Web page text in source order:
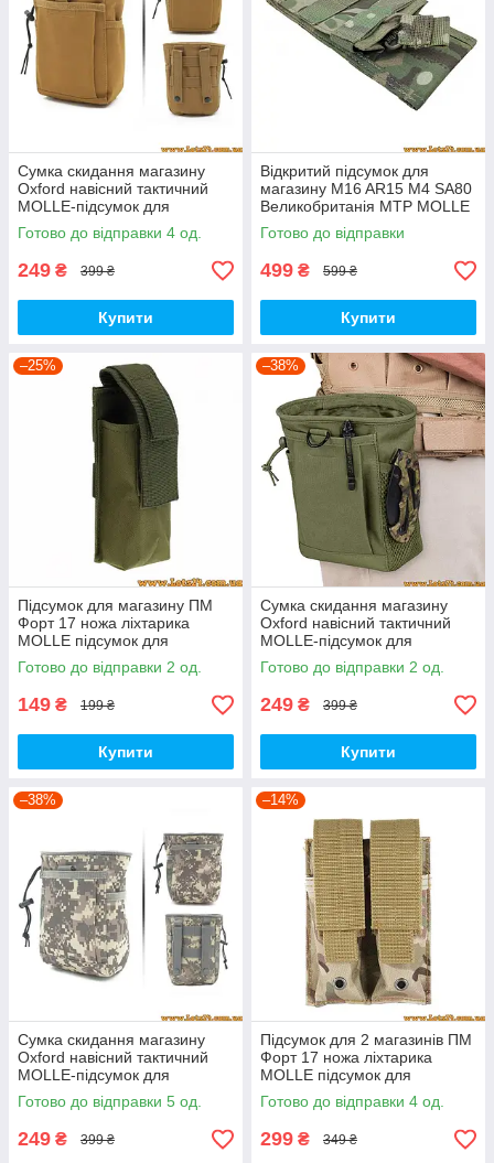
Сумка скидання магазину
Oxford навісний тактичний
MOLLE-підсумок для
скидання магазинів тактична
Койот
Готово до відправки 4 од.
249 ₴ 399 ₴
Купити
Відкритий підсумок для
магазину M16 AR15 M4 SA80
Великобританія MTP MOLLE
Virtus AMN Pouch підсумок
MOLLE молле Мультикам
Готово до відправки
499 ₴ 599 ₴
Купити
–25%
Підсумок для магазину ПМ
Форт 17 ножа ліхтарика
MOLLE підсумок для
магазина Олива
Готово до відправки 2 од.
149 ₴ 199 ₴
Купити
–38%
Сумка скидання магазину
Oxford навісний тактичний
MOLLE-підсумок для
скидання магазинів тактична
Олива
Готово до відправки 2 од.
249 ₴ 399 ₴
Купити
–38%
Сумка скидання магазину
Oxford навісний тактичний
MOLLE-підсумок для
скидання магазинів тактична
ACU PAT
Готово до відправки 5 од.
249 ₴ 399 ₴
–14%
Підсумок для 2 магазинів ПМ
Форт 17 ножа ліхтарика
MOLLE підсумок для
магазина ПМ Мультикам
Multicam
Готово до відправки 4 од.
299 ₴ 349 ₴